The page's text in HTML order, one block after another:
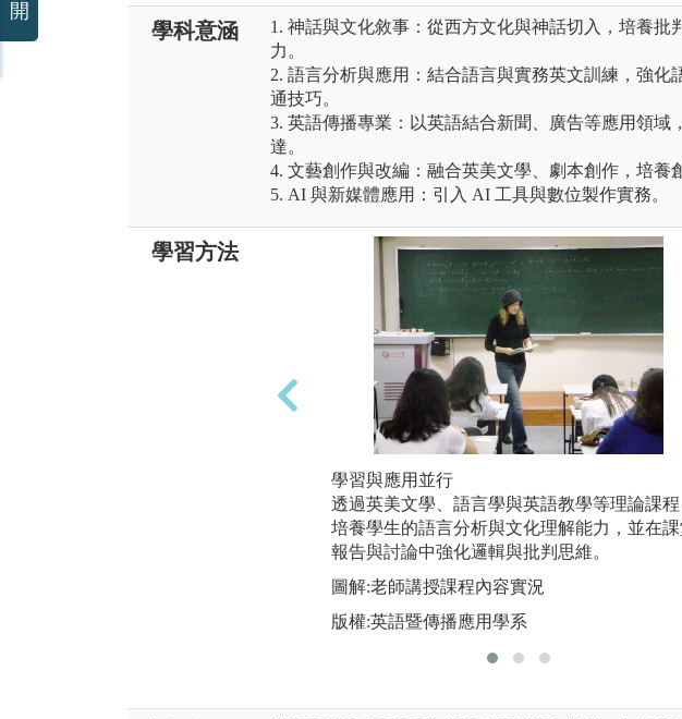
學科意涵
1. 神話與文化敘事：從西方文化與神話切入，培養批
力。
2. 語言分析與應用：結合語言與實務英文訓練，強化
通技巧。
3. 英語傳播專業：以英語結合新聞、廣告等應用領域
達。
4. 文藝創作與改編：融合英美文學、劇本創作，培養
5. AI 與新媒體應用：引入 AI 工具與數位製作實務。
學習方法
學習與應用並行
透過英美文學、語言學與英語教學等理論課程
培養學生的語言分析與文化理解能力，並在課
報告與討論中強化邏輯與批判思維。
圖解:老師講授課程內容實況
版權:英語暨傳播應用學系
開